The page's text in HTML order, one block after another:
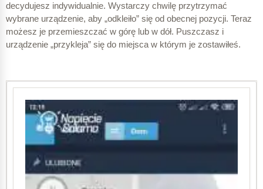
decydujesz indywidualnie. Wystarczy chwilę przytrzymać
wybrane urządzenie, aby „odkleiło” się od obecnej pozycji. Teraz
możesz je przemieszczać w górę lub w dół. Puszczasz i
urządzenie „przykleja” się do miejsca w którym je zostawiłeś.